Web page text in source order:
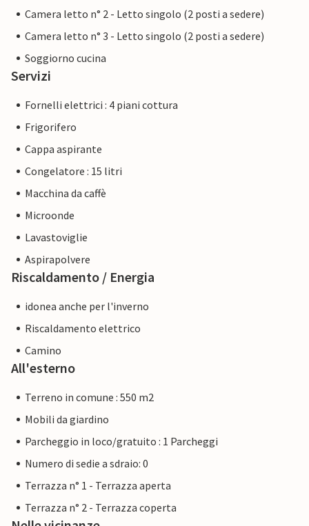
Camera letto n° 2 - Letto singolo (2 posti a sedere)
Camera letto n° 3 - Letto singolo (2 posti a sedere)
Soggiorno cucina
Servizi
Fornelli elettrici : 4 piani cottura
Frigorifero
Cappa aspirante
Congelatore : 15 litri
Macchina da caffè
Microonde
Lavastoviglie
Aspirapolvere
Riscaldamento / Energia
idonea anche per l'inverno
Riscaldamento elettrico
Camino
All'esterno
Terreno in comune : 550 m2
Mobili da giardino
Parcheggio in loco/gratuito : 1 Parcheggi
Numero di sedie a sdraio: 0
Terrazza n° 1 - Terrazza aperta
Terrazza n° 2 - Terrazza coperta